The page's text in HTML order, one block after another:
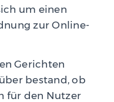
um einen
zur Online-
Gerichten
bestand, ob
für den Nutzer